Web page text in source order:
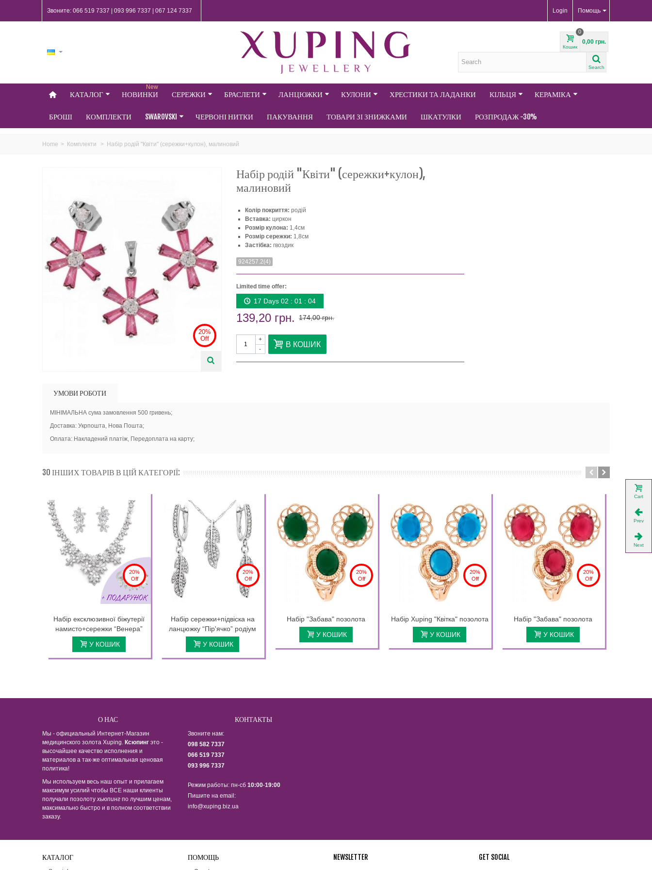
Помощь
Звоните: 066 519 7337 | 093 996 7337 | 067 124 7337 Login
Кошик
0
0,00 грн.
Search
КАТАЛОГ НОВИНКИ
New
СЕРЕЖКИ БРАСЛЕТИ ЛАНЦЮЖКИ КУЛОНИ ХРЕСТИКИ ТА ЛАДАНКИ КІЛЬЦЯ КЕРАМІКА
БРОШІ КОМПЛЕКТИ SWAROVSKI ЧЕРВОНІ НИТКИ ПАКУВАННЯ ТОВАРИ ЗІ ЗНИЖКАМИ ШКАТУЛКИ РОЗПРОДАЖ -30%
Home > Комплекти > Набір родій "Квіти" (сережки+кулон), малиновий
20%
Off
Набір родій "Квіти" (сережки+кулон),
малиновий
Колір покриття: родій
Вставка: циркон
Розмір кулона: 1,4см
Розмір сережки: 1,8см
Застібка: гвоздик
924257.2(4)
Limited time offer:
17 Days 02 : 01 : 03
139,20 грн. 174,00 грн.
-
+ В КОШИК
УМОВИ РОБОТИ
МІНІМАЛЬНА сума замовлення 500 гривень;
Доставка: Укрпошта, Нова Пошта;
Оплата: Накладений платіж, Передоплата на карту;
30 ІНШИХ ТОВАРІВ В ЦІЙ КАТЕГОРІЇ:
20%
Off
Набір ексклюзивної біжутерії
намисто+сережки “Венера”
У КОШИК
20%
Off
Набір сережки+підвіска на
ланцюжку “Пір'ячко” родіум
У КОШИК
20%
Off
Набір "Забава" позолота
У КОШИК
20%
Off
Набір Xuping "Квітка" позолота
У КОШИК
20%
Off
Набір "Забава" позолота
У КОШИК
О НАС
Мы - официальный Интернет-Магазин
медицинского золота Xuping. Ксюпинг это -
высочайшее качество исполнения и
материалов а так-же оптимальная ценовая
политика!
Мы используем весь наш опыт и прилагаем
максимум усилий чтобы ВСЕ наши клиенты
получали позолотухьюпинг по лучшим ценам,
максимально быстро и в полном соответствии
заказу.
КОНТАКТЫ
Звоните нам:
098 582 7337
066 519 7337
093 996 7337
Режим работы: пн-сб 10:00-19:00
Пишите на email:
info@xuping.biz.ua
КАТАЛОГ ПОМОЩЬ NEWSLETTER GET SOCIAL
Cart
Prev
Next